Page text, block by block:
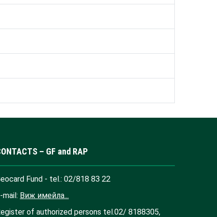
– GF and RAP
Fund - tel.: 02/818 83 22
mail: Виж имейла...
of authorized persons tel.02/ 8188305,